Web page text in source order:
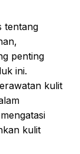
tentang
penting
ini.
kulit
kulit